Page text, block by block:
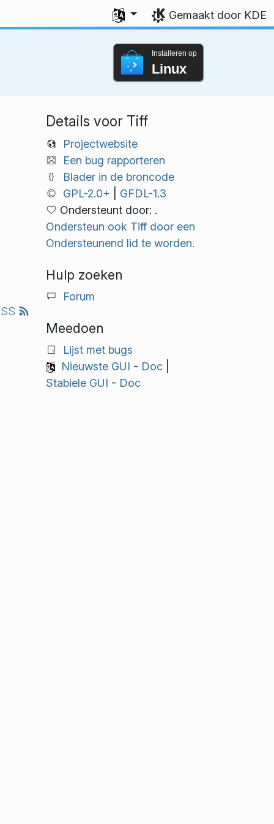
Uw taal selecteren
Gemaakt door KDE
Installeren op
Linux
Details voor Tiff
Projectwebsite
Een bug rapporteren
Blader in de broncode
GPL-2.0+
GFDL-1.3
Ondersteunt door: .
Ondersteun ook Tiff door een
Ondersteunend lid te worden.
Hulp zoeken
Forum
Meedoen
Lijst met bugs
Nieuwste GUI - Doc|
Stabiele GUI - Doc